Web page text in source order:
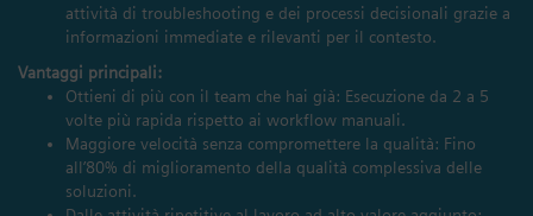
attività di troubleshooting e dei processi decisionali grazie a
informazioni immediate e rilevanti per il contesto.
Vantaggi principali:
Ottieni di più con il team che hai già: Esecuzione da 2 a 5
volte più rapida rispetto ai workflow manuali.
Maggiore velocità senza compromettere la qualità: Fino
all’80% di miglioramento della qualità complessiva delle
soluzioni.